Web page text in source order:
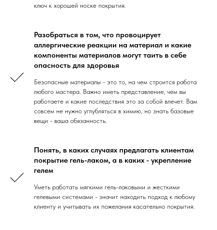
ключ к хорошей носке покрытия.
Разобраться в том, что провоцирует
аллергические реакции на материал и какие
компоненты материалов могут таить в себе
опасность для здоровья
Безопасные материалы - это то, на чем строится работа
любого мастера. Важно иметь представление, чем вы
работаете и какие последствия это за собой влечет. Вам
совсем не нужно углубляться в химию, но знать базовые
вещи - ваша обязанность.
Понять, в каких случаях предлагать клиентам
покрытие гель-лаком, а в каких - укрепление
гелем
Уметь работать мягкими гель-лаковыми и жесткими
гелевыми системами - значит находить подход к любому
клиенту и учитывать их пожелания касательно покрытия.